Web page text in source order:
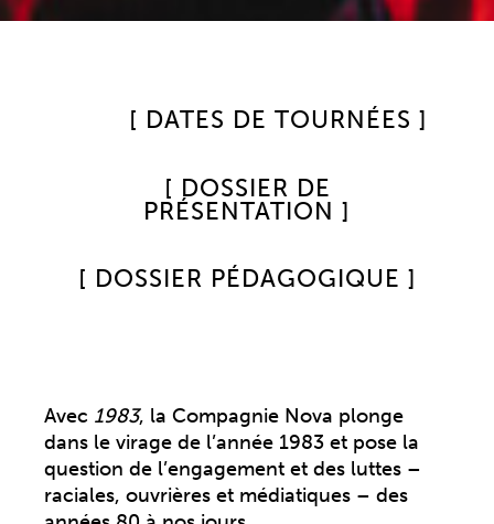
[ DATES DE TOURNÉES ]
[ DOSSIER DE
PRÉSENTATION ]
[ DOSSIER PÉDAGOGIQUE ]
Avec 1983, la Compagnie Nova plonge
dans le virage de l’année 1983 et pose la
question de l’engagement et des luttes –
raciales, ouvrières et médiatiques – des